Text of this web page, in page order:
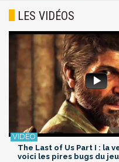
LES VIDÉOS
The Last of Us Part I : la
voici les pires bugs du jeu